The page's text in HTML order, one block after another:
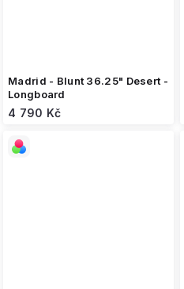
Madrid - Blunt 36.25" Desert -
Longboard
4 790 Kč